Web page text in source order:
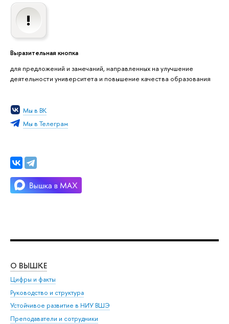
Выразительная кнопка
для предложений и замечаний, направленных на улучшение
деятельности университета и повышение качества образования
Мы в ВК
Мы в Телеграм
О ВЫШКЕ
Цифры и факты
Руководство и структура
Устойчивое развитие в НИУ ВШЭ
Преподаватели и сотрудники